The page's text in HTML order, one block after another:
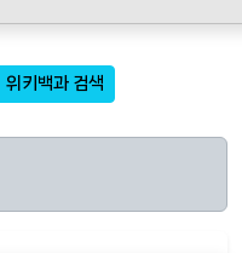
위키백과 검색